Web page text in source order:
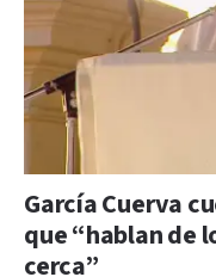
García Cuerva
que “hablan de
cerca”